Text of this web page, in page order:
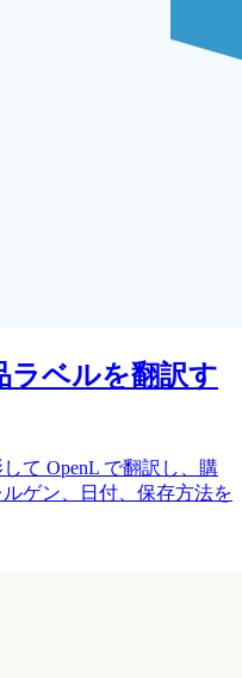
ラベルを翻訳す
て OpenL で翻訳し、購
ゲン、日付、保存方法を